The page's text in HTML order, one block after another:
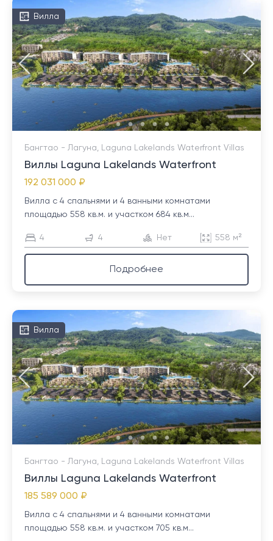
Вилла
Бангтао - Лагуна, Laguna Lakelands Waterfront Villas
Виллы Laguna Lakelands Waterfront
192 031 000 ₽
Вилла с 4 спальнями и 4 ванными комнатами
площадью 558 кв.м. и участком 684 кв.м...
4 4 Нет 558 м²
Подробнее
Вилла
Бангтао - Лагуна, Laguna Lakelands Waterfront Villas
Виллы Laguna Lakelands Waterfront
185 589 000 ₽
Вилла с 4 спальнями и 4 ванными комнатами
площадью 558 кв.м. и участком 705 кв.м...